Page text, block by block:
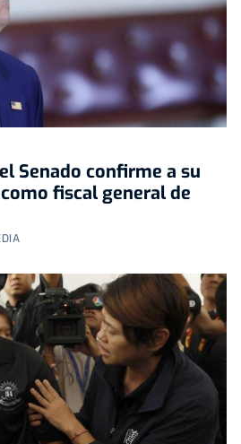
Senado confirme a su
fiscal general de